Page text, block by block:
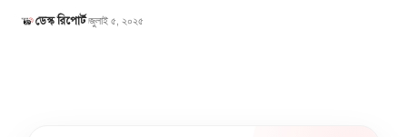
ডেস্ক রিপোর্ট জুলাই ৫, ২০২৫